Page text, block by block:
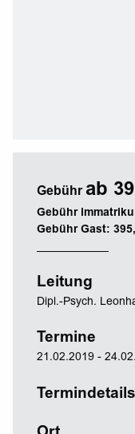
Gebühr ab
Gebühr
Gebühr Gast:
Leitung
Dipl.-Psych.
Termine
21.02.2019 -
Termindetails